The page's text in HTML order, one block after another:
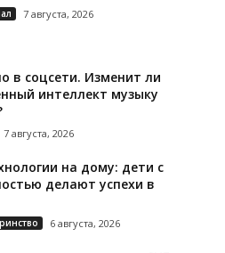
7 августа, 2026
в соцсети. Изменит ли
интеллект музыку
7 августа, 2026
на дому: дети с
делают успехи в
6 августа, 2026